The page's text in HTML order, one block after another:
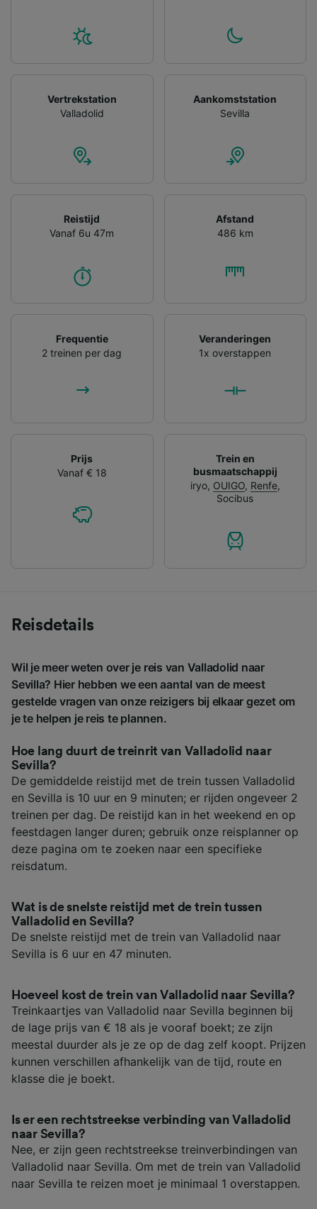
Vertrekstation
Valladolid
Aankomststation
Sevilla
Reistijd
Vanaf 6u 47m
Afstand
486 km
Frequentie
2 treinen per dag
Veranderingen
1x overstappen
Prijs
Vanaf € 18
Trein en
busmaatschappij
iryo, OUIGO, Renfe,
Socibus
Reisdetails
Wil je meer weten over je reis van Valladolid naar
Sevilla? Hier hebben we een aantal van de meest
gestelde vragen van onze reizigers bij elkaar gezet om
je te helpen je reis te plannen.
Hoe lang duurt de treinrit van Valladolid naar
Sevilla?
De gemiddelde reistijd met de trein tussen Valladolid
en Sevilla is 10 uur en 9 minuten; er rijden ongeveer 2
treinen per dag. De reistijd kan in het weekend en op
feestdagen langer duren; gebruik onze reisplanner op
deze pagina om te zoeken naar een specifieke
reisdatum.
Wat is de snelste reistijd met de trein tussen
Valladolid en Sevilla?
De snelste reistijd met de trein van Valladolid naar
Sevilla is 6 uur en 47 minuten.
Hoeveel kost de trein van Valladolid naar Sevilla?
Treinkaartjes van Valladolid naar Sevilla beginnen bij
de lage prijs van € 18 als je vooraf boekt; ze zijn
meestal duurder als je ze op de dag zelf koopt. Prijzen
kunnen verschillen afhankelijk van de tijd, route en
klasse die je boekt.
Is er een rechtstreekse verbinding van Valladolid
naar Sevilla?
Nee, er zijn geen rechtstreekse treinverbindingen van
Valladolid naar Sevilla. Om met de trein van Valladolid
naar Sevilla te reizen moet je minimaal 1 overstappen.